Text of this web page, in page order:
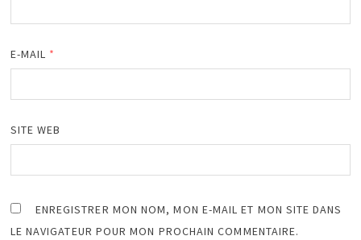
E-MAIL *
SITE WEB
ENREGISTRER MON NOM, MON E-MAIL ET MON SITE DANS
LE NAVIGATEUR POUR MON PROCHAIN COMMENTAIRE.